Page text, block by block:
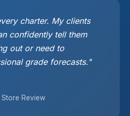
charter. My clients
confidently tell them
out or need to
grade forecasts."
Review